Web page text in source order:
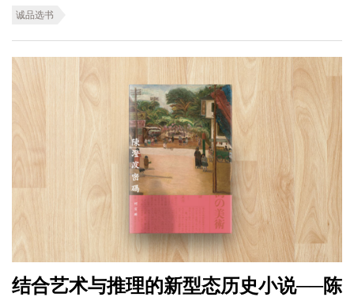
诚品选书
结合艺术与推理的新型态历史小说──陈